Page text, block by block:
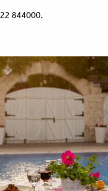
22 844000.